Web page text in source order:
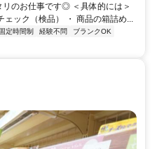
のお仕事です◎ ＜具体的には＞
ェック（検品） ・ 商品の箱詰め...
固定時間制 経験不問
ブランクOK